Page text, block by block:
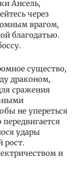
Ансель,
через
врагом,
благодатью.
существо,
драконом,
сражения
не упереться
удары
рост.
и